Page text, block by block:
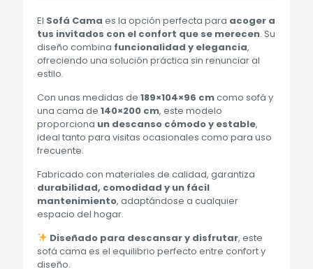
El Sofá Cama es la opción perfecta para acoger a
tus invitados con el confort que se merecen. Su
diseño combina funcionalidad y elegancia,
ofreciendo una solución práctica sin renunciar al
estilo.
Con unas medidas de 189×104×96 cmcomo sofá y
una cama de 140×200 cm, este modelo
proporciona un descanso cómodo y estable,
ideal tanto para visitas ocasionales como para uso
frecuente.
Fabricado con materiales de calidad, garantiza
durabilidad, comodidad y un fácil
mantenimiento, adaptándose a cualquier
espacio del hogar.
Diseñado para descansar y disfrutar, este
sofá cama es el equilibrio perfecto entre confort y
diseño.